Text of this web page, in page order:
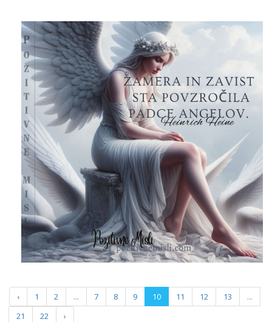
‹ 1 2 ... 7 8 9 10 11 12 13
...
21
22 ›